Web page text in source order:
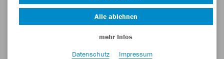
Alle ablehnen
mehr Infos
Datenschutz
Impressum